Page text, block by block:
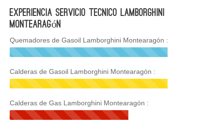
Experiencia Servicio Tecnico Lamborghini
Montearagón
Quemadores de Gasoil Lamborghini Montearagón :
Calderas de Gasoil Lamborghini Montearagón :
Calderas de Gas Lamborghini Montearagón :